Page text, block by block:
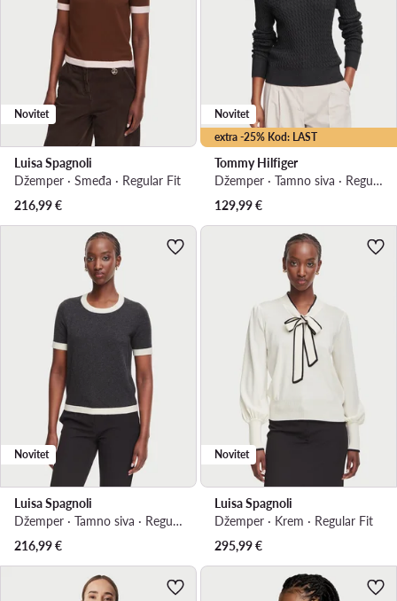
Novitet
Luisa Spagnoli
Džemper · Smeđa · Regular Fit
216,99€
extra -25% Kod: LAST
Novitet
Tommy Hilfiger
Džemper · Tamno siva · Regular Fit
129,99€
Novitet
Luisa Spagnoli
Džemper · Tamno siva · Regular Fit
216,99€
Novitet
Luisa Spagnoli
Džemper · Krem · Regular Fit
295,99€